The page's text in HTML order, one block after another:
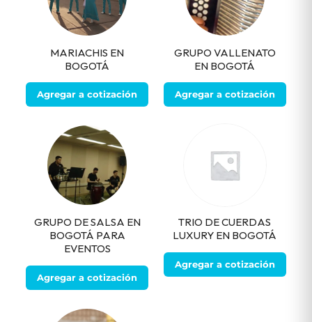
MARIACHIS EN
BOGOTÁ
Agregar a cotización
GRUPO VALLENATO
EN BOGOTÁ
Agregar a cotización
GRUPO DE SALSA EN
BOGOTÁ PARA
EVENTOS
Agregar a cotización
TRIO DE CUERDAS
LUXURY EN BOGOTÁ
Agregar a cotización